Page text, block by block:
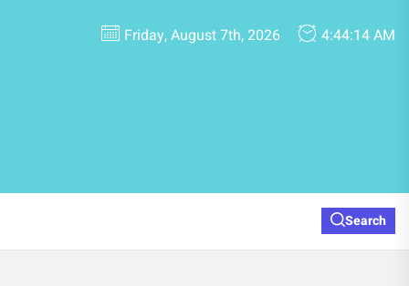
Friday, August 7th, 2026 4:44:14 AM
Search